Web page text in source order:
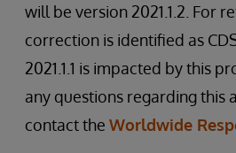
will be version 2021.1.2. For
correction is identified as
2021.1.1 is impacted by this
any questions regarding this
contact the Worldwide